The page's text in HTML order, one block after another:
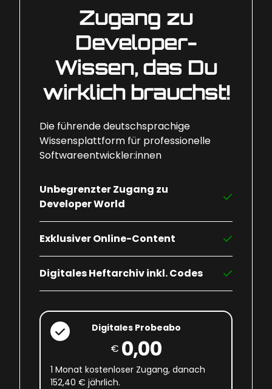
Zugang zu
Developer-
Wissen, das Du
wirklich brauchst!
Die führende deutschsprachige
Wissensplattform für professionelle
Softwareentwickler:innen
Unbegrenzter Zugang zu
Developer World
Exklusiver Online-Content
Digitales Heftarchiv inkl. Codes
Digitales Probeabo
€ 0,00
1 Monat kostenloser Zugang, danach
152,40 € jährlich.